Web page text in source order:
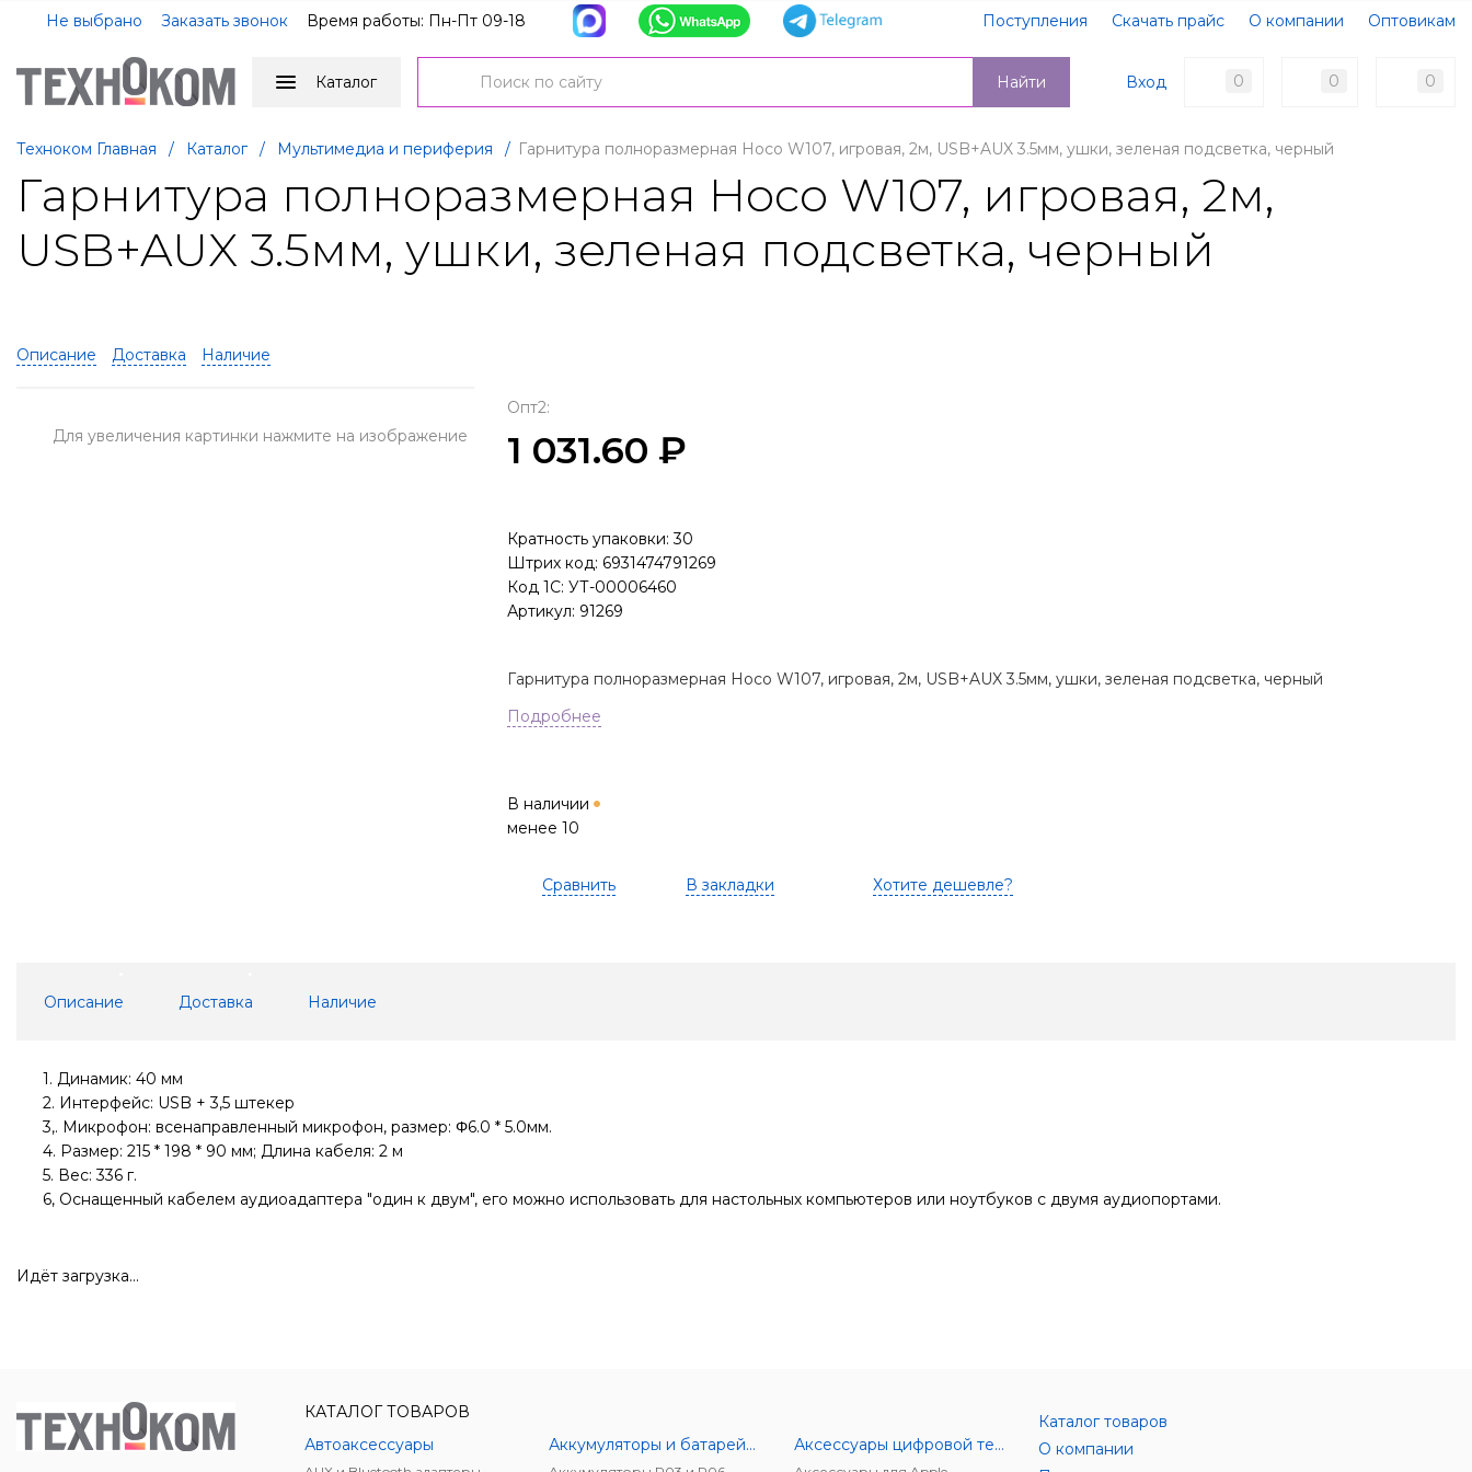
Не выбрано Заказать звонок Время работы: Пн-Пт 09-18 Поступления Скачать прайс О компании
Оптовикам
Доставка
Контакты
Каталог Вход 0 0 0
Найти
Техноком Главная / Каталог / Мультимедиа и периферия / Гарнитура полноразмерная Hoco W107, игровая, 2м, USB+AUX 3.5мм, ушки, зеленая подсветка, черный
Гарнитура полноразмерная Hoco W107, игровая, 2м,
USB+AUX 3.5мм, ушки, зеленая подсветка, черный
Описание Доставка Наличие
Для увеличения картинки нажмите на изображение
Опт2:
1 031.60 ₽
Кратность упаковки: 30
Штрих код: 6931474791269
Код 1С: УТ-00006460
Артикул: 91269
Гарнитура полноразмерная Hoco W107, игровая, 2м, USB+AUX 3.5мм, ушки, зеленая подсветка, черный
Подробнее
В наличии
менее 10
Сравнить В закладки Хотите дешевле?
Описание Доставка Наличие
1. Динамик: 40 мм
2. Интерфейс: USB + 3,5 штекер
3,. Микрофон: всенаправленный микрофон, размер: Φ6.0 * 5.0мм.
4. Размер: 215 * 198 * 90 мм; Длина кабеля: 2 м
5. Вес: 336 г.
6, Оснащенный кабелем аудиоадаптера "один к двум", его можно использовать для настольных компьютеров или ноутбуков с двумя аудиопортами.
Идёт загрузка...
КАТАЛОГ ТОВАРОВ
Автоаксессуары
Аккумуляторы и батарейки Аксессуары цифровой техники
Каталог товаров
О компании